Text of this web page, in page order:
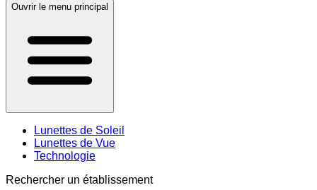
Ouvrir le menu principal
Lunettes de Soleil
Lunettes de Vue
Technologie
Rechercher un établissement